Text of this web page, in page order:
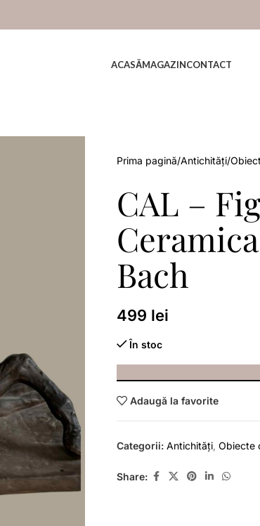
ACASĂMAGAZINCONTACT
Prima pagină Antichități
CAL –
Bach
499 lei
În stoc
Adaugă la favorite
Categorii: Antichități Obiecte
Share: